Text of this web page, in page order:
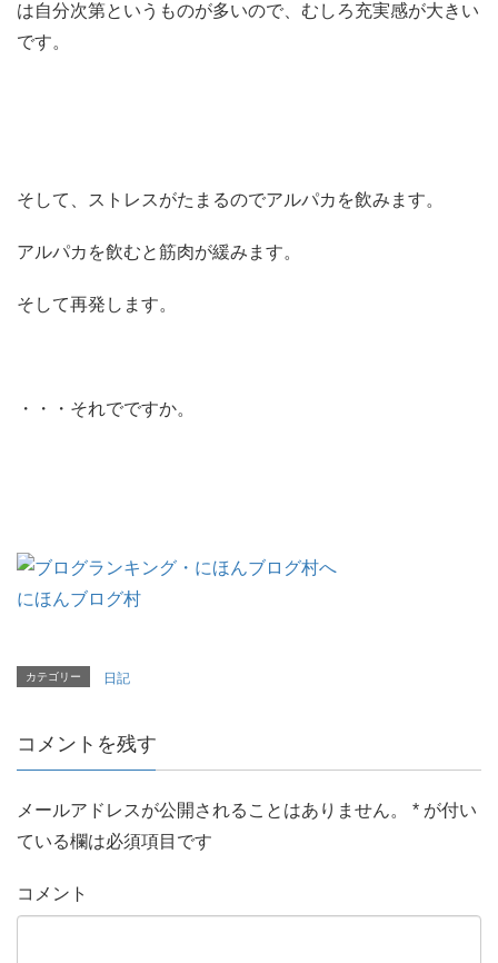
は自分次第というものが多いので、むしろ充実感が大きい
です。
そして、ストレスがたまるのでアルパカを飲みます。
アルパカを飲むと筋肉が緩みます。
そして再発します。
・・・それでですか。
にほんブログ村
カテゴリー 日記
コメントを残す
メールアドレスが公開されることはありません。 * が付い
ている欄は必須項目です
コメント